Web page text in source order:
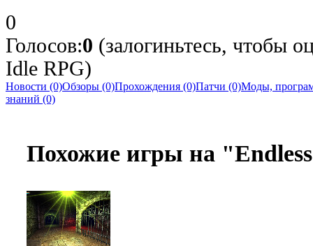
0
Голосов:0 (залогиньтесь, чтобы
Idle RPG)
Новости (0)Обзоры (0)Прохождения (0)Патчи (0)Моды,
знаний (0)
Похожие игры на